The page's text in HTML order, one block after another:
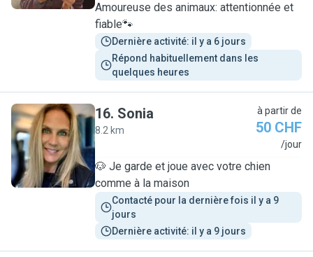
Amoureuse des animaux: attentionnée et
fiable🐾
Dernière activité: il y a 6 jours
Répond habituellement dans les
quelques heures
S
16. Sonia
8.2 km
à partir de
50 CHF
/jour
🐶 Je garde et joue avec votre chien
comme à la maison
Contacté pour la dernière fois il y a 9
jours
Dernière activité: il y a 9 jours